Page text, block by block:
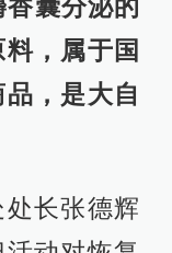
囊分泌的
，属于国
，是大自
长张德辉